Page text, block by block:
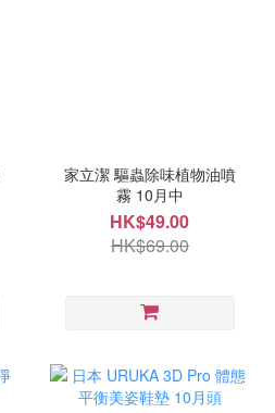
家立潔 驅蟲除味植物油噴
霧 10月中
HK$49.00
HK$69.00